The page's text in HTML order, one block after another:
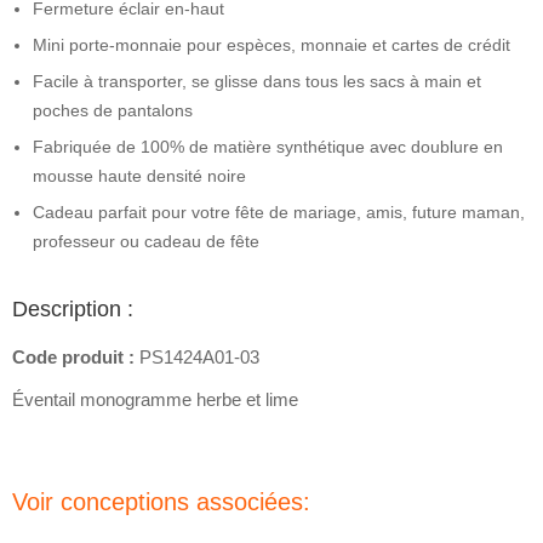
Fermeture éclair en-haut
Mini porte-monnaie pour espèces, monnaie et cartes de crédit
Facile à transporter, se glisse dans tous les sacs à main et
poches de pantalons
Fabriquée de 100% de matière synthétique avec doublure en
mousse haute densité noire
Cadeau parfait pour votre fête de mariage, amis, future maman,
professeur ou cadeau de fête
Description :
Code produit : PS1424A01-03
Éventail monogramme herbe et lime
Voir conceptions associées: